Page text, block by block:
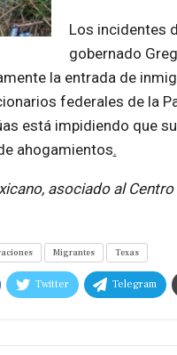
Los incidentes
gobernado
la entrada de
federales de la
está impidiendo que
ahogamientos.
asociado al
Migrantes Texas
Twitter Telegram